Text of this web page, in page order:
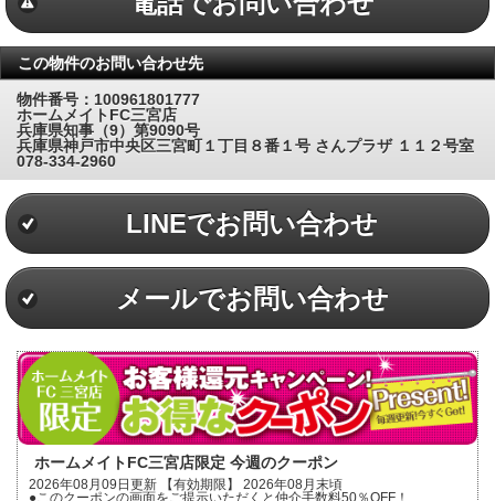
この物件のお問い合わせ先
物件番号：100961801777
ホームメイトFC三宮店
兵庫県知事（9）第9090号
兵庫県神戸市中央区三宮町１丁目８番１号 さんプラザ １１２号室
078-334-2960
LINEでお問い合わせ
メールでお問い合わせ
ホームメイトFC三宮店限定 今週のクーポン
2026年08月09日更新 【有効期限】 2026年08月末頃